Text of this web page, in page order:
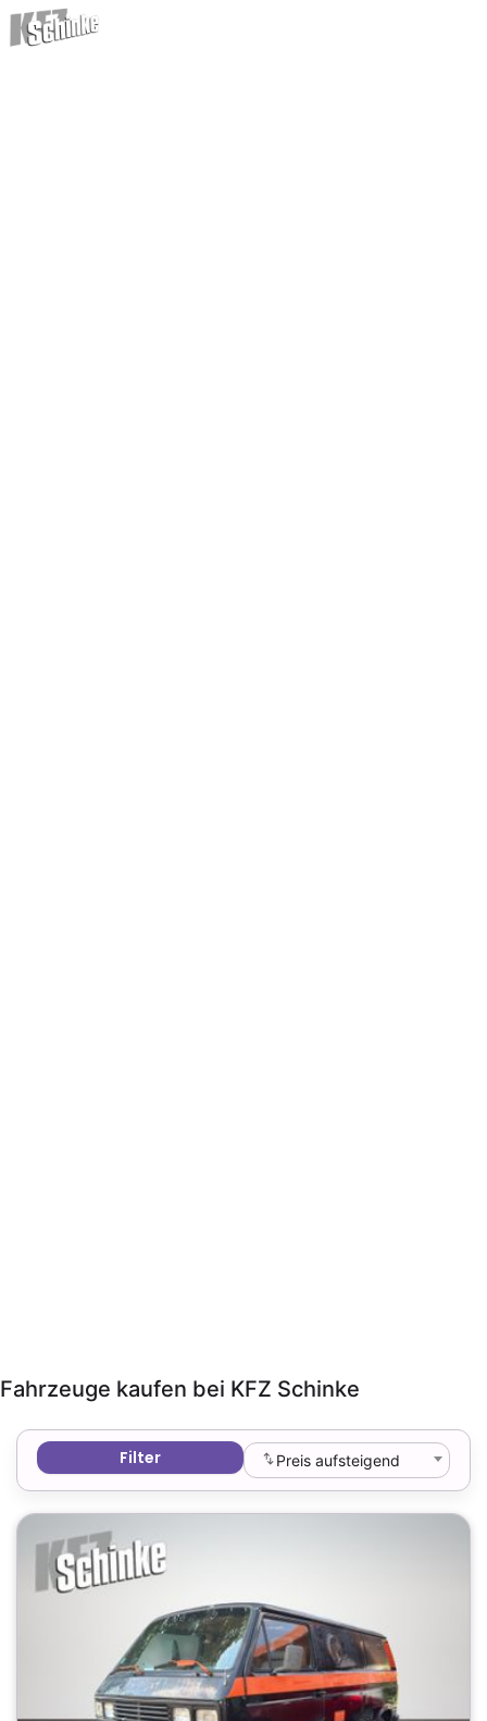
Fahrzeuge kaufen bei KFZ Schinke
Filter Preis aufsteigend